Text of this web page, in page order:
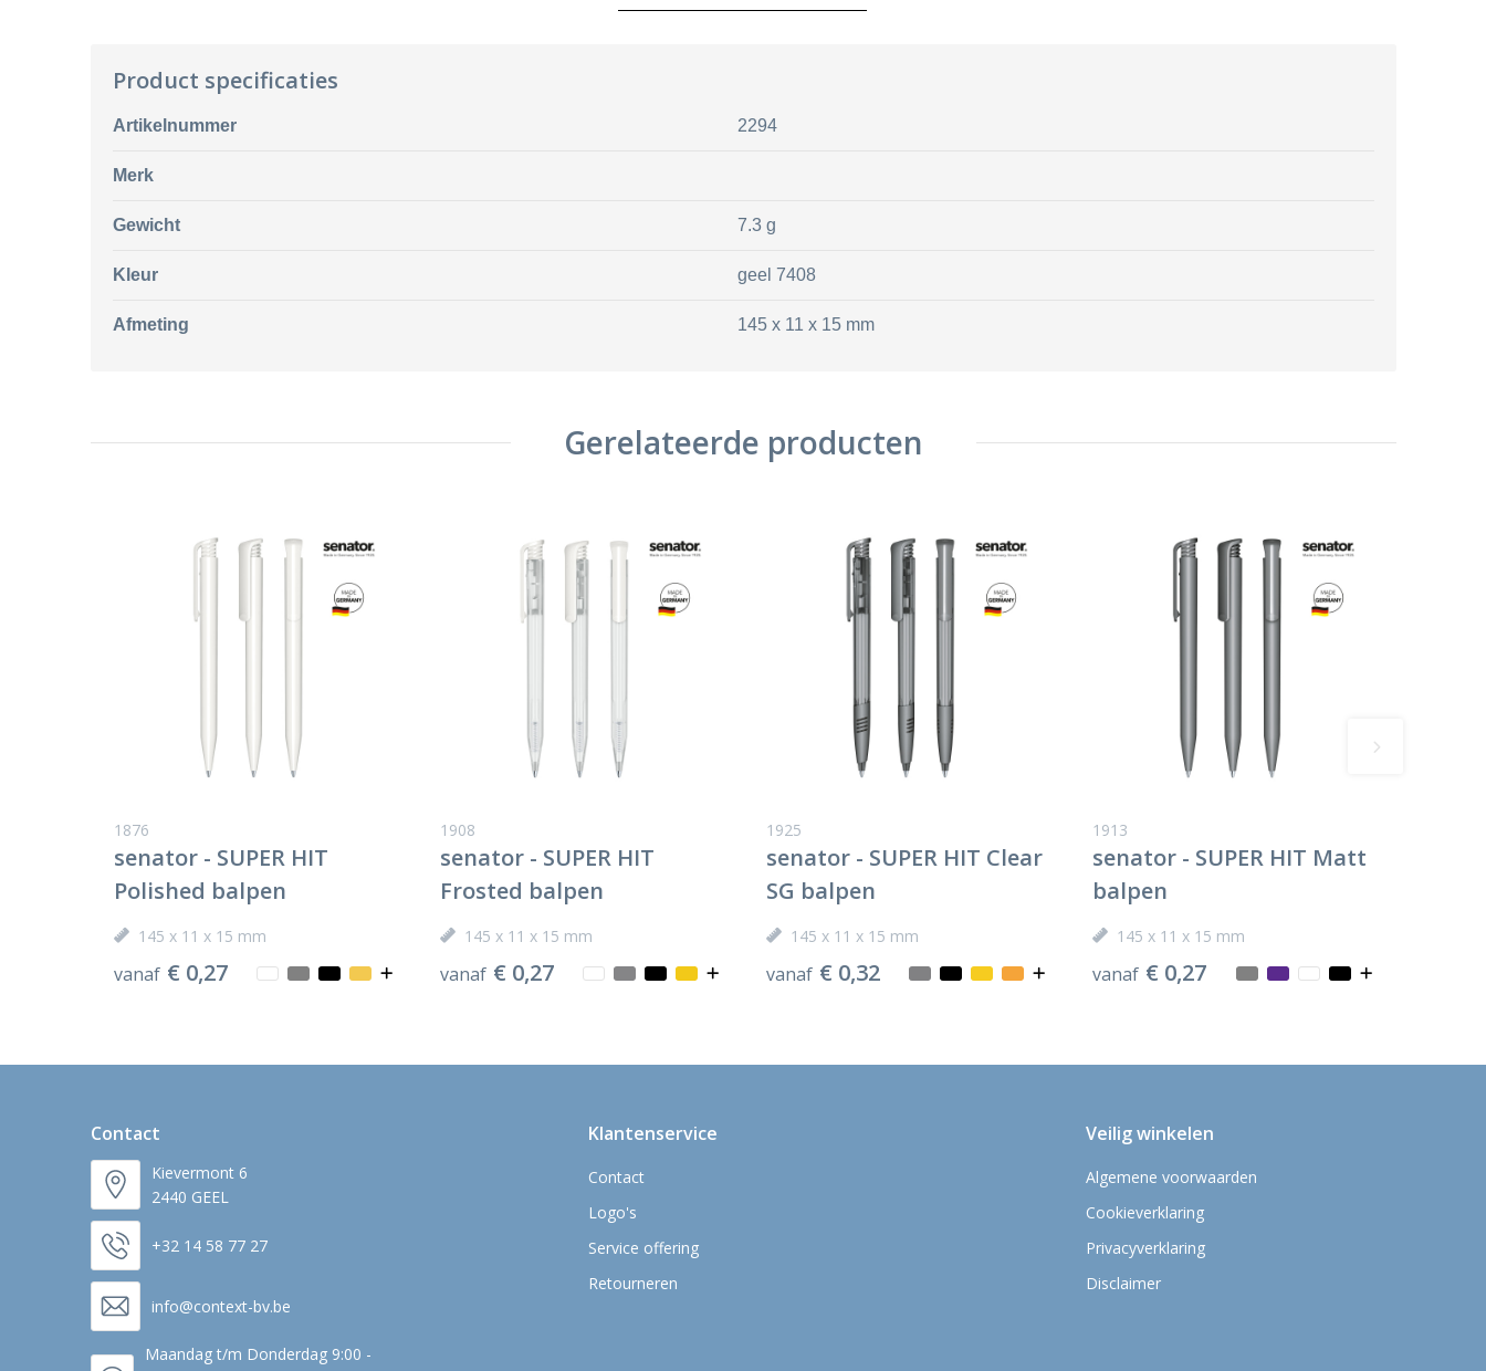
Product specificaties
Artikelnummer 2294
Merk
Gewicht 7.3 g
Kleur geel 7408
Afmeting 145 x 11 x 15 mm
Gerelateerde producten
1876
senator - SUPER HIT
Polished balpen
145 x 11 x 15 mm
vanaf € 0,27
1908
senator - SUPER HIT
Frosted balpen
145 x 11 x 15 mm
vanaf € 0,27
1925
senator - SUPER HIT Clear
SG balpen
145 x 11 x 15 mm
vanaf € 0,32
1913
senator - SUPER HIT Matt
balpen
145 x 11 x 15 mm
vanaf € 0,27
Contact
Kievermont 6
2440 GEEL
+32 14 58 77 27
info@context-bv.be
Maandag t/m Donderdag 9:00 -
Klantenservice
Contact
Logo's
Service offering
Retourneren
Veilig winkelen
Algemene voorwaarden
Cookieverklaring
Privacyverklaring
Disclaimer